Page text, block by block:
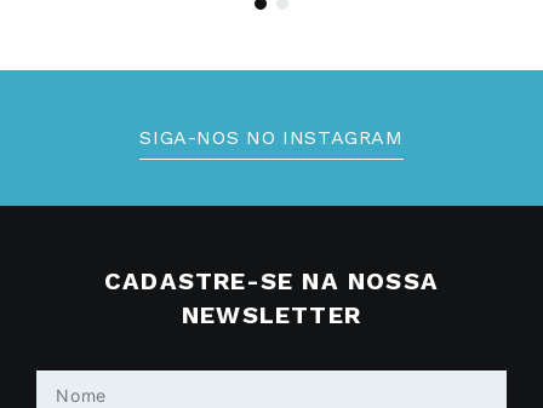
SIGA-NOS NO INSTAGRAM
CADASTRE-SE NA NOSSA
NEWSLETTER